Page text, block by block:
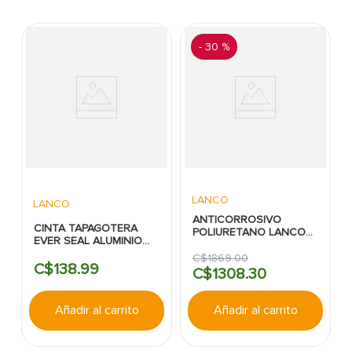
LANCO
CINTA TAPAGOTERA
EVER SEAL ALUMINIO
C$138.99
Añadir al carrito
- 30 %
LANCO
ANTICORROSIVO
POLIURETANO LANCO
SUPERIOR
C$1869.00
C$1308.30
Añadir al carrito